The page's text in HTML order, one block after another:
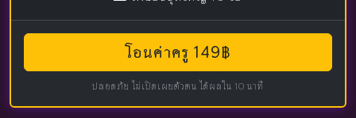
โอนค่าครู 149฿
ปลอดภัย ไม่เปิดเผยตัวตน ได้ผลใน 10 นาที